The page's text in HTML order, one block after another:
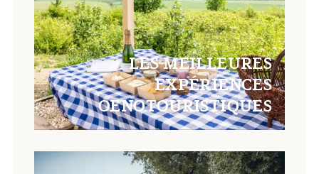
LES MEILLEURES
EXPÉRIENCES
OENOTOURISTIQUES